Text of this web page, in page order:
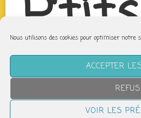
Nous utilisons des cookies pour optimiser notre
ACCEPTER
VOIR LES
P’tits